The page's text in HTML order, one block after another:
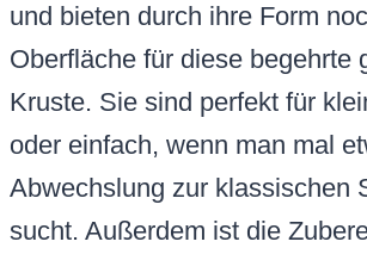
und bieten durch ihre Form
Oberfläche für diese begehrte
Kruste. Sie sind perfekt für
oder einfach, wenn man mal
Abwechslung zur klassischen
sucht. Außerdem ist die